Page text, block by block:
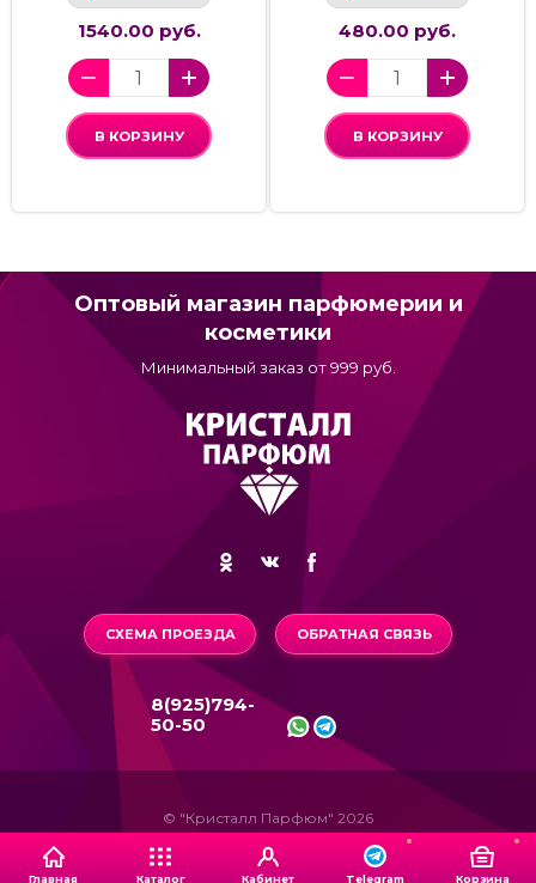
1540.00 руб.
В КОРЗИНУ
480.00 руб.
В КОРЗИНУ
Оптовый магазин парфюмерии и
косметики
Минимальный заказ от 999 руб.
СХЕМА ПРОЕЗДА ОБРАТНАЯ СВЯЗЬ
8(925)794-
50-50
© "Кристалл Парфюм" 2026
Главная Каталог Кабинет Telegram Корзина